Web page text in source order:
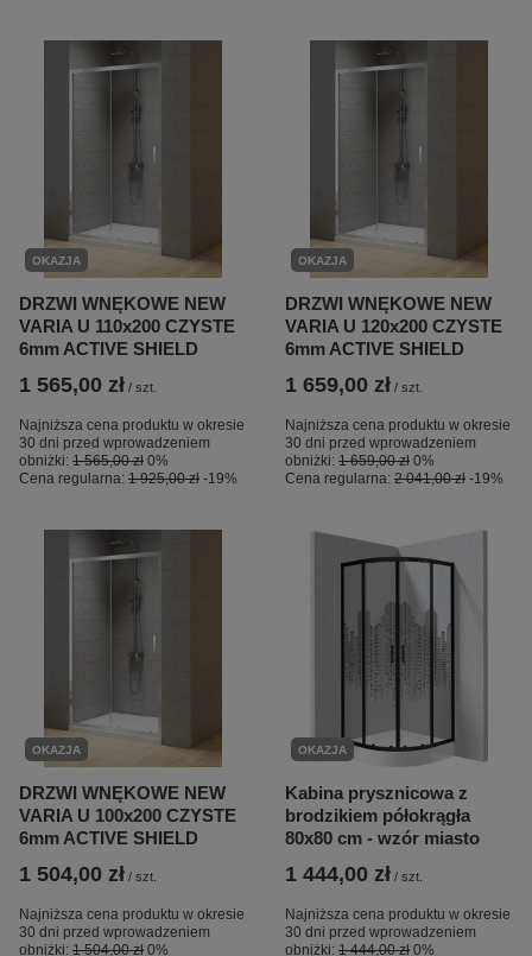
OKAZJA
DRZWI WNĘKOWE NEW
VARIA U 110x200 CZYSTE
6mm ACTIVE SHIELD
1 565,00 zł / szt.
Najniższa cena produktu w okresie
30 dni przed wprowadzeniem
obniżki: 1 565,00 zł 0%
Cena regularna: 1 925,00 zł -19%
OKAZJA
DRZWI WNĘKOWE NEW
VARIA U 120x200 CZYSTE
6mm ACTIVE SHIELD
1 659,00 zł / szt.
Najniższa cena produktu w okresie
30 dni przed wprowadzeniem
obniżki: 1 659,00 zł 0%
Cena regularna: 2 041,00 zł -19%
OKAZJA
DRZWI WNĘKOWE NEW
VARIA U 100x200 CZYSTE
6mm ACTIVE SHIELD
1 504,00 zł / szt.
Najniższa cena produktu w okresie
30 dni przed wprowadzeniem
obniżki: 1 504,00 zł 0%
OKAZJA
Kabina prysznicowa z
brodzikiem półokrągła
80x80 cm - wzór miasto
1 444,00 zł / szt.
Najniższa cena produktu w okresie
30 dni przed wprowadzeniem
obniżki: 1 444,00 zł 0%